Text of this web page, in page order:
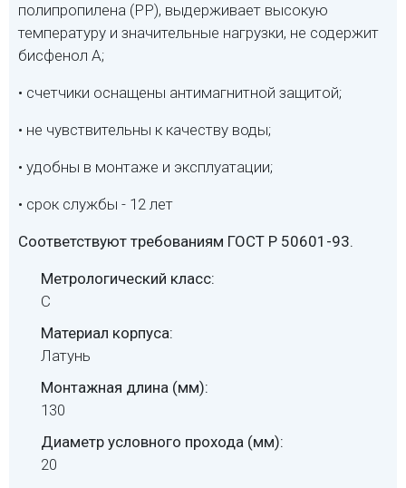
полипропилена (PP), выдерживает высокую
температуру и значительные нагрузки, не содержит
бисфенол А;
• счетчики оснащены антимагнитной защитой;
• не чувствительны к качеству воды;
• удобны в монтаже и эксплуатации;
• срок службы - 12 лет
Соответствуют требованиям ГОСТ Р 50601-93.
Метрологический класс:
С
Материал корпуса:
Латунь
Монтажная длина (мм):
130
Диаметр условного прохода (мм):
20